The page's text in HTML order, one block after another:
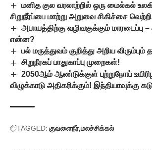
மனித குல வரலாற்றில் ஒரு மைல்கல்
சிறுநீர்ப்பை மாற்று அறுவை சிகிச்சை
அபாயத்திற்கு வழிவகுக்கும் மாரடைப்பு –
என்ன?
பல் மருத்துவம் குறித்து அறிய
சிறுநீரகப் பாதுகாப்பு முறைகள்!
2050ஆம் ஆண்டுக்குள் புற்றுநோய்
விழுக்காடு அதிகரிக்கும்! இந்தியாவுக்கு
TAGGED: குவளைநீர் மலச்சிக்கல்